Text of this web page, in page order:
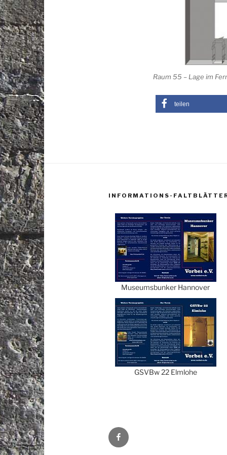
Raum 55 – Lage im
teilen
INFORMATIONS-
Museumsbunker Hannover
GSVBw 22 Elmlohe
Vorbei
e.V.